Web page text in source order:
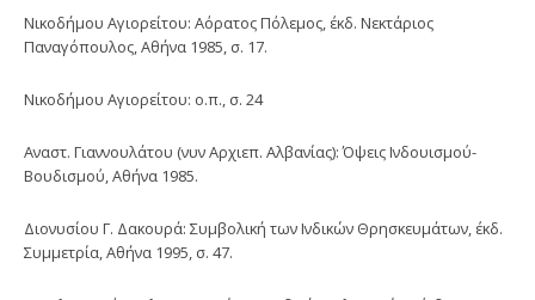
Νικοδήμου Αγιορείτου: Αόρατος Πόλεμος, έκδ. Νεκτάριος
Παναγόπουλος, Αθήνα 1985, σ. 17.
Νικοδήμου Αγιορείτου: ο.π., σ. 24
Αναστ. Γιαννουλάτου (νυν Αρχιεπ. Αλβανίας): Όψεις Ινδουισμού-
Βουδι­σμού, Αθήνα 1985.
Διονυσίου Γ. Δακουρά: Συμβολική των Ινδικών Θρησκευμάτων, έκδ.
Συμ­μετρία, Αθήνα 1995, σ. 47.